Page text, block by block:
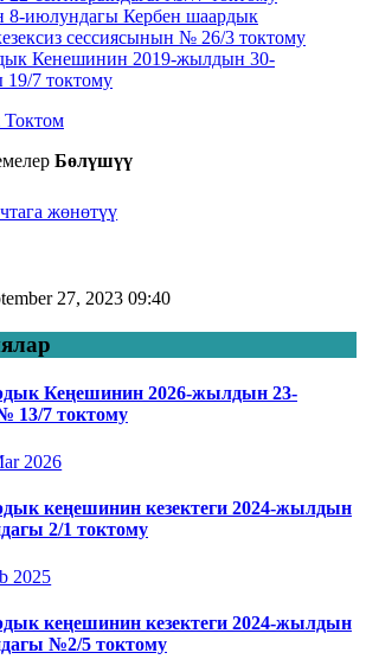
8-июлундагы Кербен шаардык
сессиясынын № 26/3 токтому
Кенешинин 2019-жылдын 30-
19/7 токтому
Бөлүшүү
жөнөтүү
27, 2023 09:40
Кеңешинин 2026-жылдын 23-
13/7 токтому
2026
кеңешинин кезектеги 2024-жылдын
2/1 токтому
2025
кеңешинин кезектеги 2024-жылдын
№2/5 токтому